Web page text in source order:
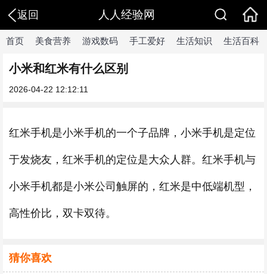
返回 人人经验网
首页 美食营养 游戏数码 手工爱好 生活知识 生活百科
小米和红米有什么区别
2026-04-22 12:12:11
红米手机是小米手机的一个子品牌，小米手机是定位
于发烧友，红米手机的定位是大众人群。红米手机与
小米手机都是小米公司触屏的，红米是中低端机型，
高性价比，双卡双待。
猜你喜欢